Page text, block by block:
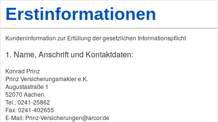
Erstinformationen
Kundeninformation zur Erfüllung der gesetzlichen Informationspflicht
1. Name, Anschrift und Kontaktdaten:
Konrad Prinz
Prinz Versicherungsmakler e.K.
Augustastraße 1
52070 Aachen
Tel.: 0241-25862
Fax: 0241-402655
E-Mail: Prinz-Versicherungen@arcor.de